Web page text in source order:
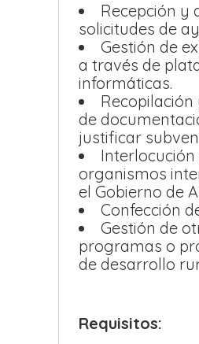
Recepción y
solicitudes de
Gestión de
a través de
informáticas.
Recopilación
de
justificar
Interlocución
organismos
el Gobierno de
Confección
Gestión de
programas o
de desarrollo
Requisitos: